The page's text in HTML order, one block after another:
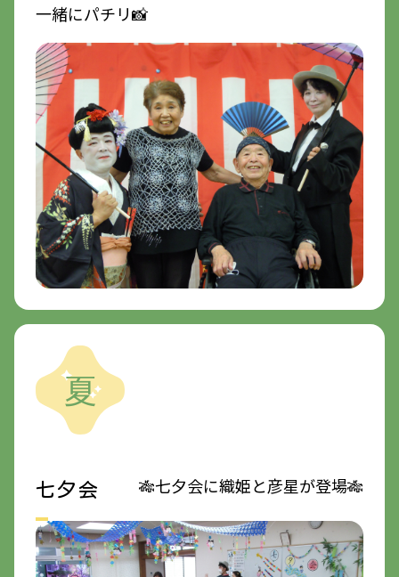
一緒にパチリ📸
七夕会 🎋七夕会に織姫と彦星が登場🎋